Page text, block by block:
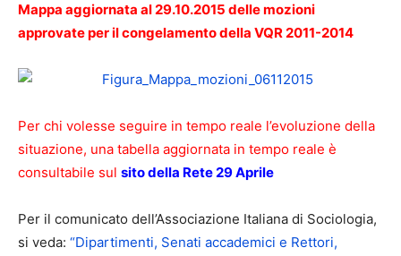
Mappa aggiornata al 29.10.2015 delle mozioni
approvate per il congelamento della VQR 2011-2014
Per chi volesse seguire in tempo reale l’evoluzione della
situazione, una tabella aggiornata in tempo reale è
consultabile sul sito della Rete 29 Aprile
Per il comunicato dell’Associazione Italiana di Sociologia,
si veda: “Dipartimenti, Senati accademici e Rettori,